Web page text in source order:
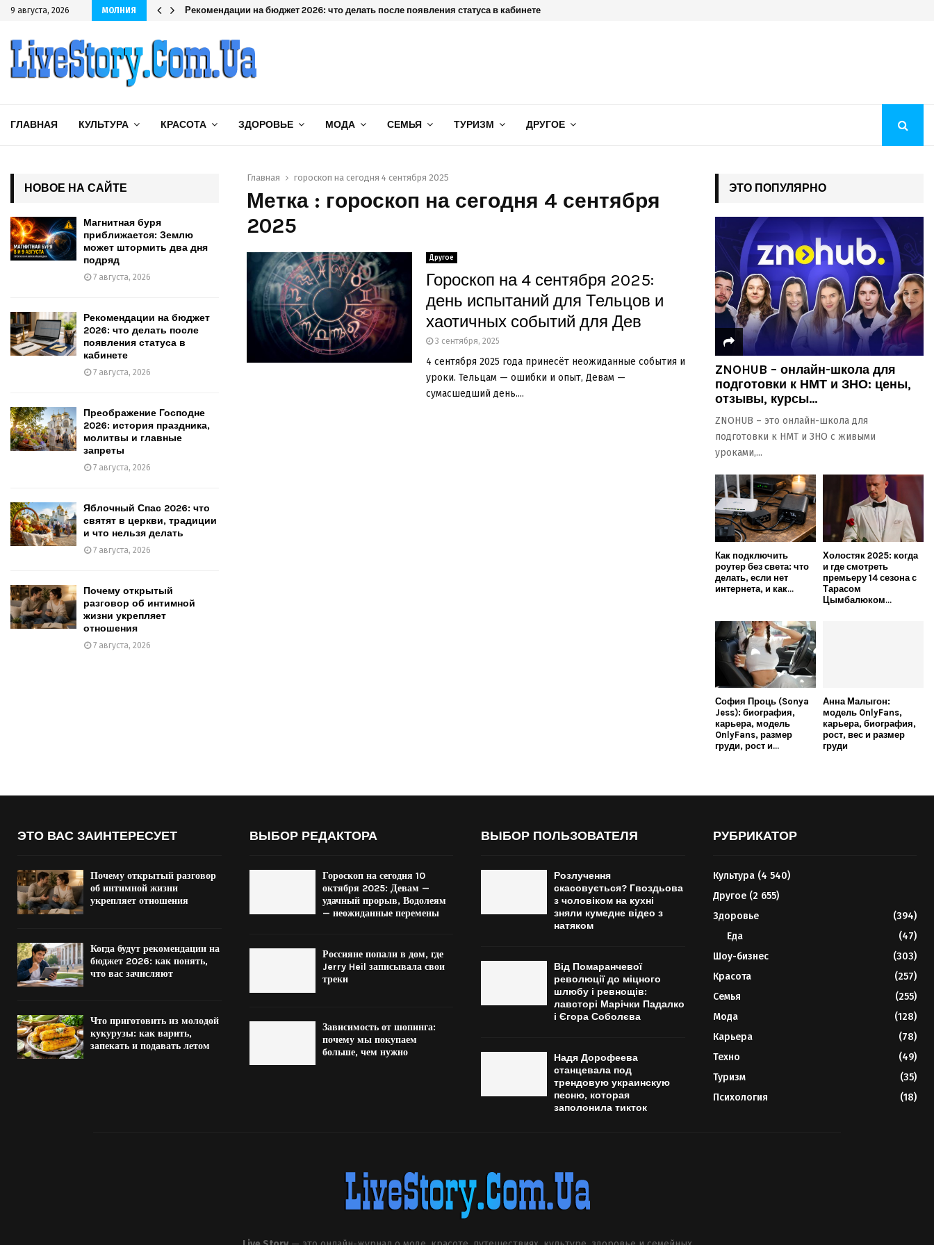
9 августа, 2026 МОЛНИЯ Рекомендации на бюджет 2026: что делать после появления статуса в кабинете
ГЛАВНАЯ КУЛЬТУРА КРАСОТА ЗДОРОВЬЕ МОДА СЕМЬЯ ТУРИЗМ ДРУГОЕ
Главная гороскоп на сегодня 4 сентября 2025
Метка : гороскоп на сегодня 4 сентября
2025
Другое
Гороскоп на 4 сентября 2025:
день испытаний для Тельцов и
хаотичных событий для Дев
3 сентября, 2025
4 сентября 2025 года принесёт неожиданные события и
уроки. Тельцам — ошибки и опыт, Девам —
сумасшедший день....
НОВОЕ НА САЙТЕ
Магнитная буря
приближается: Землю
может штормить два дня
подряд
7 августа, 2026
Рекомендации на бюджет
2026: что делать после
появления статуса в
кабинете
7 августа, 2026
Преображение Господне
2026: история праздника,
молитвы и главные
запреты
7 августа, 2026
Яблочный Спас 2026: что
святят в церкви, традиции
и что нельзя делать
7 августа, 2026
Почему открытый
разговор об интимной
жизни укрепляет
отношения
7 августа, 2026
ЭТО ПОПУЛЯРНО
ZNOHUB – онлайн-школа для
подготовки к НМТ и ЗНО: цены,
отзывы, курсы...
ZNOHUB – это онлайн-школа для
подготовки к НМТ и ЗНО с живыми
уроками,...
Как подключить
роутер без света: что
делать, если нет
интернета, и как...
Холостяк 2025: когда
и где смотреть
премьеру 14 сезона с
Тарасом
Цымбалюком...
София Проць (Sonya
Jess): биография,
карьера, модель
OnlyFans, размер
груди, рост и...
Анна Малыгон:
модель OnlyFans,
карьера, биография,
рост, вес и размер
груди
ЭТО ВАС ЗАИНТЕРЕСУЕТ
Почему открытый разговор
об интимной жизни
укрепляет отношения
Когда будут рекомендации на
бюджет 2026: как понять,
что вас зачисляют
Что приготовить из молодой
кукурузы: как варить,
запекать и подавать летом
ВЫБОР РЕДАКТОРА
Гороскоп на сегодня 10
октября 2025: Девам —
удачный прорыв, Водолеям
— неожиданные перемены
Россияне попали в дом, где
Jerry Heil записывала свои
треки
Зависимость от шопинга:
почему мы покупаем
больше, чем нужно
ВЫБОР ПОЛЬЗОВАТЕЛЯ
Розлучення
скасовується? Гвоздьова
з чоловіком на кухні
зняли кумедне відео з
натяком
Від Помаранчевої
революції до міцного
шлюбу і ревнощів:
лавсторі Марічки Падалко
і Єгора Соболєва
Надя Дорофеева
станцевала под
трендовую украинскую
песню, которая
заполонила тикток
РУБРИКАТОР
Культура(4 540)
Другое(2 655)
Здоровье
(394)
Еда
(47)
Шоу-бизнес
(303)
Красота
(257)
Семья
(255)
Мода
(128)
Карьера
(78)
Техно
(49)
Туризм
(35)
Психология
(18)